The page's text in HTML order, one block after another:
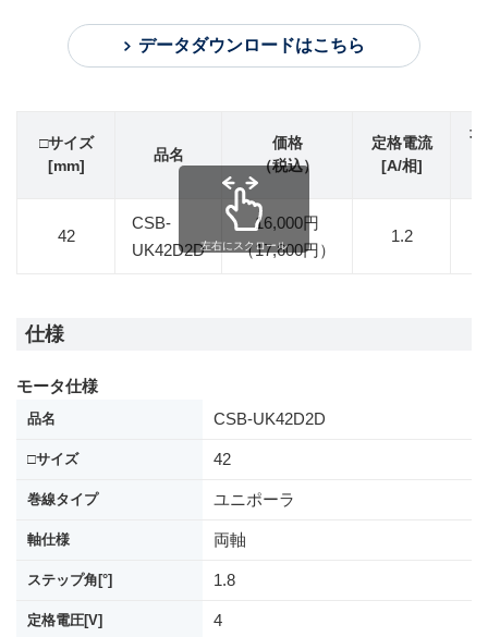
データダウンロードはこちら
□サイズ
[mm]
品名
価格
（税込）
定格電流
[A/相]
最
42
CSB-
UK42D2D
16,000円
（17,600円）
1.2
左右にスクロール
仕様
モータ仕様
品名 CSB-UK42D2D
□サイズ 42
巻線タイプ ユニポーラ
軸仕様 両軸
ステップ角[°] 1.8
定格電圧[V] 4